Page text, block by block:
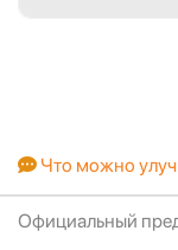
Что можно
Официальный